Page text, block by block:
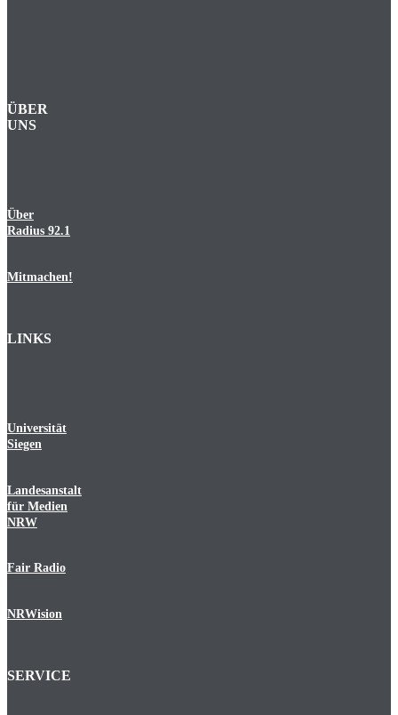
ÜBER
UNS
Über
Radius 92.1
Mitmachen!
LINKS
Universität
Siegen
Landesanstalt
für Medien
NRW
Fair Radio
NRWision
SERVICE